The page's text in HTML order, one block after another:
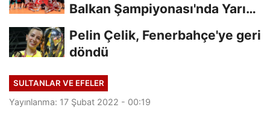
Balkan Şampiyonası'nda Yarı
Pelin Çelik, Fenerbahçe'ye geri
döndü
SULTANLAR VE EFELER
Yayınlanma: 17 Şubat 2022 - 00:19